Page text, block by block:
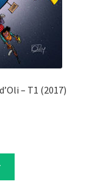
– T1 (2017)
€.